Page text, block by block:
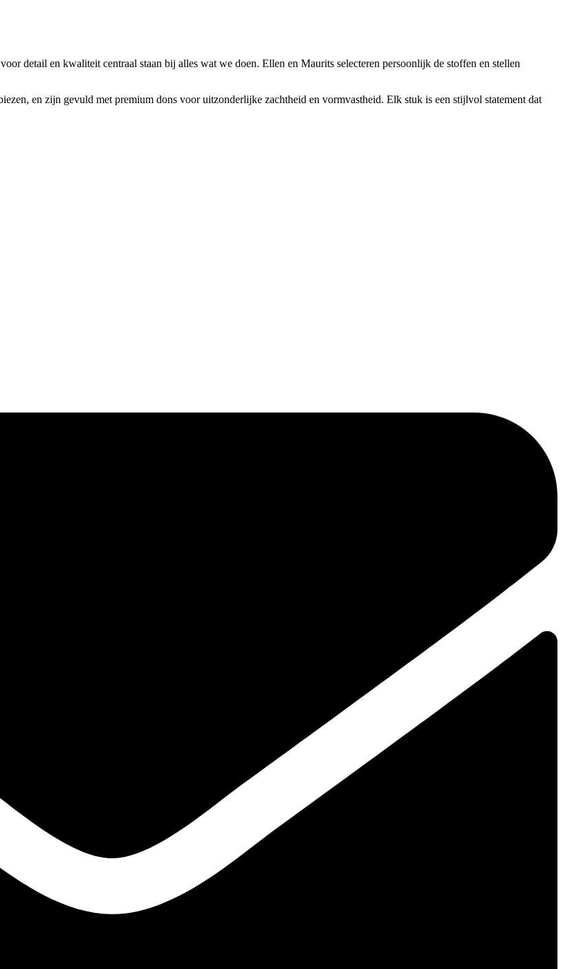
detail en kwaliteit centraal staan bij alles wat we doen. Ellen en Maurits selecteren persoonlijk de stoffen en stellen
en zijn gevuld met premium dons voor uitzonderlijke zachtheid en vormvastheid. Elk stuk is een stijlvol statement dat